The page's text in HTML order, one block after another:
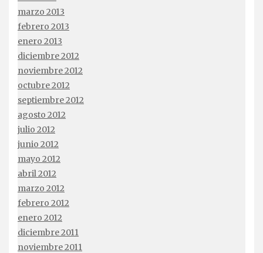
marzo 2013
febrero 2013
enero 2013
diciembre 2012
noviembre 2012
octubre 2012
septiembre 2012
agosto 2012
julio 2012
junio 2012
mayo 2012
abril 2012
marzo 2012
febrero 2012
enero 2012
diciembre 2011
noviembre 2011